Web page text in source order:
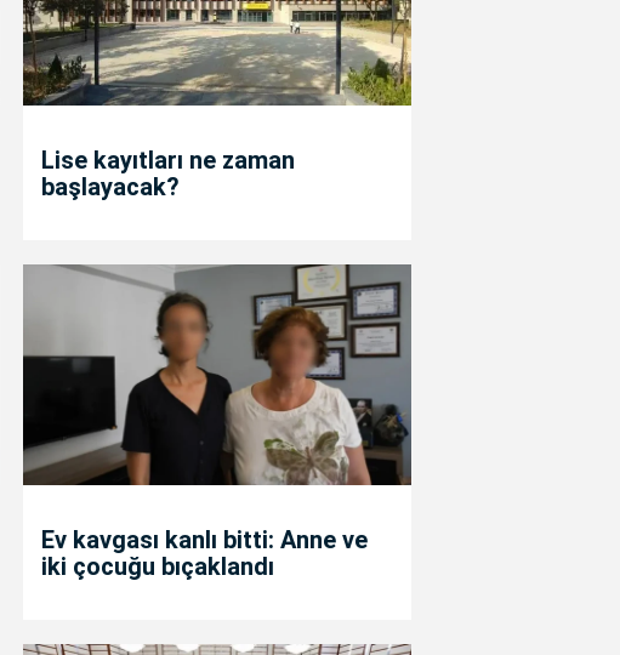
Lise kayıtları ne zaman
başlayacak?
Ev kavgası kanlı bitti: Anne ve
iki çocuğu bıçaklandı